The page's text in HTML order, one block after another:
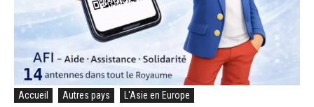
Accueil Autres pays L'Asie en Europe